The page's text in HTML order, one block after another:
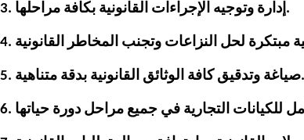
3. إدارة وتوجيه الإجراءات القانونية بكافة مراحلها.
5. صياغة وتدقيق كافة الوثائق القانونية بدقة متناهية.